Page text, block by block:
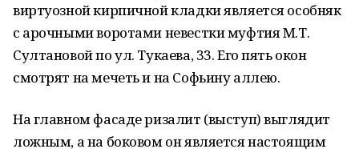
виртуозной кирпичной кладки является особняк
с арочными воротами невестки муфтия М.Т.
Султановой по ул. Тукаева, 33. Его пять окон
смотрят на мечеть и на Софьину аллею.
На главном фасаде ризалит (выступ) выглядит
ложным, а на боковом он является настоящим